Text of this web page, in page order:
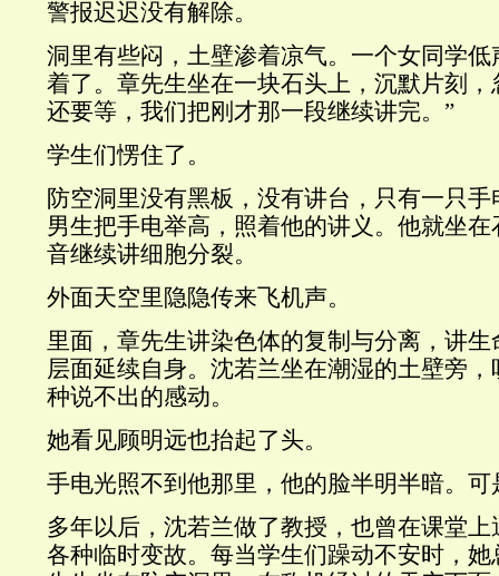
警报迟迟没有解除。
洞里有些闷，土壁渗着凉气。一个女同学
着了。章先生坐在一块石头上，沉默片刻，
还要等，我们把刚才那一段继续讲完。”
学生们愣住了。
防空洞里没有黑板，没有讲台，只有一只
男生把手电举高，照着他的讲义。他就坐
音继续讲细胞分裂。
外面天空里隐隐传来飞机声。
里面，章先生讲染色体的复制与分离，讲
层面延续自身。沈若兰坐在潮湿的土壁旁
种说不出的感动。
她看见顾明远也抬起了头。
手电光照不到他那里，他的脸半明半暗。
多年以后，沈若兰做了教授，也曾在课堂
各种临时变故。每当学生们躁动不安时，